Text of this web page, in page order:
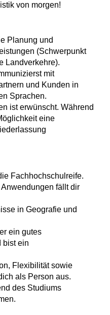
von morgen!
Planung und
(Schwerpunkt
Landverkehre).
mit
und Kunden in
Sprachen.
ist erwünscht. Während
eine
Fachhochschulreife.
fällt dir
in Geografie und
ein gutes
bist ein
Flexibilität sowie
als Person aus.
des Studiums